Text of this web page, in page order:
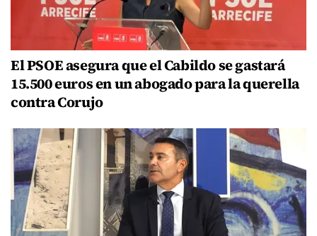
El PSOE asegura que el Cabildo se gastará
15.500 euros en un abogado para la querella
contra Corujo